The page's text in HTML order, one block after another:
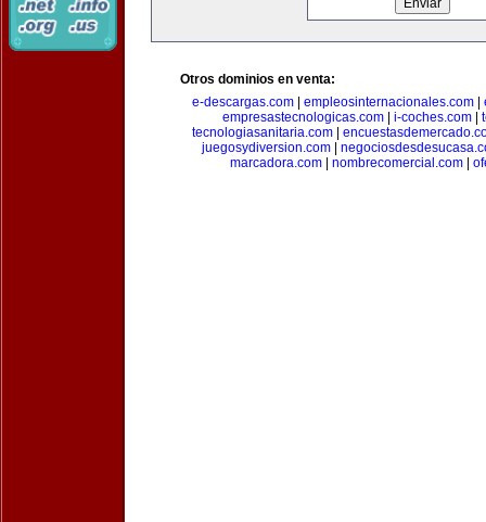
Otros dominios en venta:
e-descargas.com| empleosinternacionales.com|
empresastecnologicas.com
i-coches.com
tecnologiasanitaria.com|
juegosydiversion.com
marcadora.com| nombrecomercial.com|